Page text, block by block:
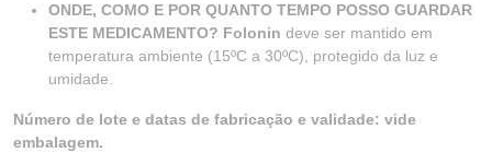
ONDE, COMO E POR QUANTO TEMPO POSSO GUARDAR
ESTE MEDICAMENTO? Folonin deve ser mantido em
temperatura ambiente (15ºC a 30ºC), protegido da luz e
umidade.
Número de lote e datas de fabricação e validade: vide
embalagem.